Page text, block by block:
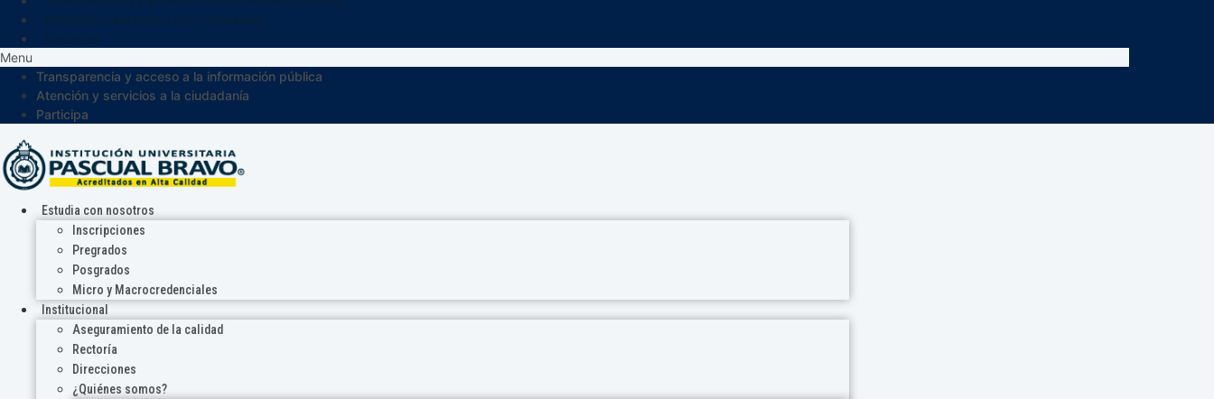
Menu
Transparencia y acceso a la información pública
Atención y servicios a la ciudadanía
Participa
Estudia con nosotros
Inscripciones
Pregrados
Posgrados
Micro y Macrocredenciales
Institucional
Aseguramiento de la calidad
Rectoría
Direcciones
¿Quiénes somos?